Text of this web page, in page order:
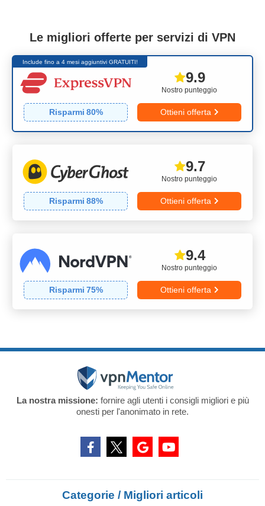
Le migliori offerte per servizi di VPN
Include fino a 4 mesi aggiuntivi GRATUITI!
Nostro punteggio
9.9
Risparmi 80% Ottieni offerta
Nostro punteggio
9.7
Risparmi 88% Ottieni offerta
Nostro punteggio
9.4
Risparmi 75% Ottieni offerta
La nostra missione: fornire agli utenti i consigli migliori e più
onesti per l'anonimato in rete.
Categorie / Migliori articoli